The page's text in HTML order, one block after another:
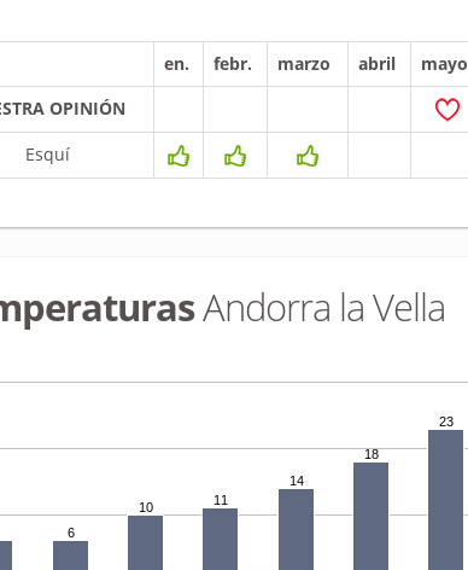
en. febr. marzo abril mayo
OPINIÓN
Esquí
Andorra la Vella
6
10 11
14
18
23